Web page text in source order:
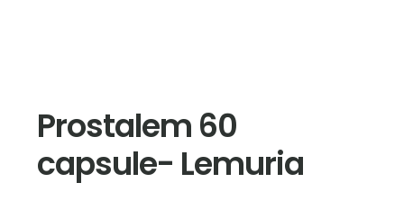
Prostalem 60
capsule- Lemuria